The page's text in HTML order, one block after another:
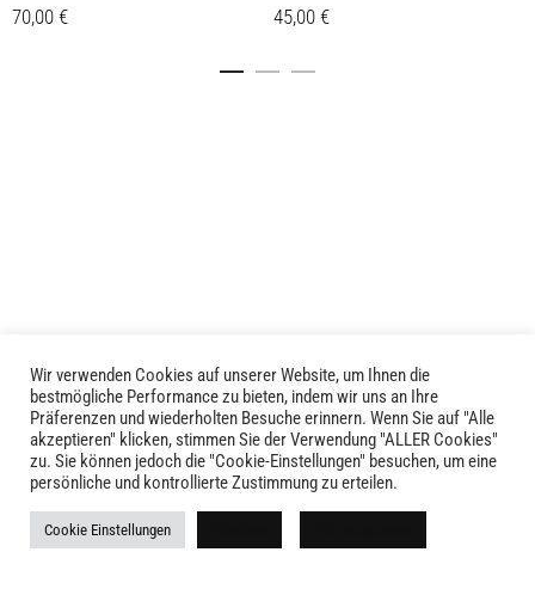
70,00 € 45,00 €
Produktseite
gewählt
werden
LIVID © 2024
Kontakt
Versandkosten
Wir verwenden Cookies auf unserer Website, um Ihnen die
bestmögliche Performance zu bieten, indem wir uns an Ihre
Präferenzen und wiederholten Besuche erinnern. Wenn Sie auf "Alle
akzeptieren" klicken, stimmen Sie der Verwendung "ALLER Cookies"
zu. Sie können jedoch die "Cookie-Einstellungen" besuchen, um eine
persönliche und kontrollierte Zustimmung zu erteilen.
Cookie Einstellungen